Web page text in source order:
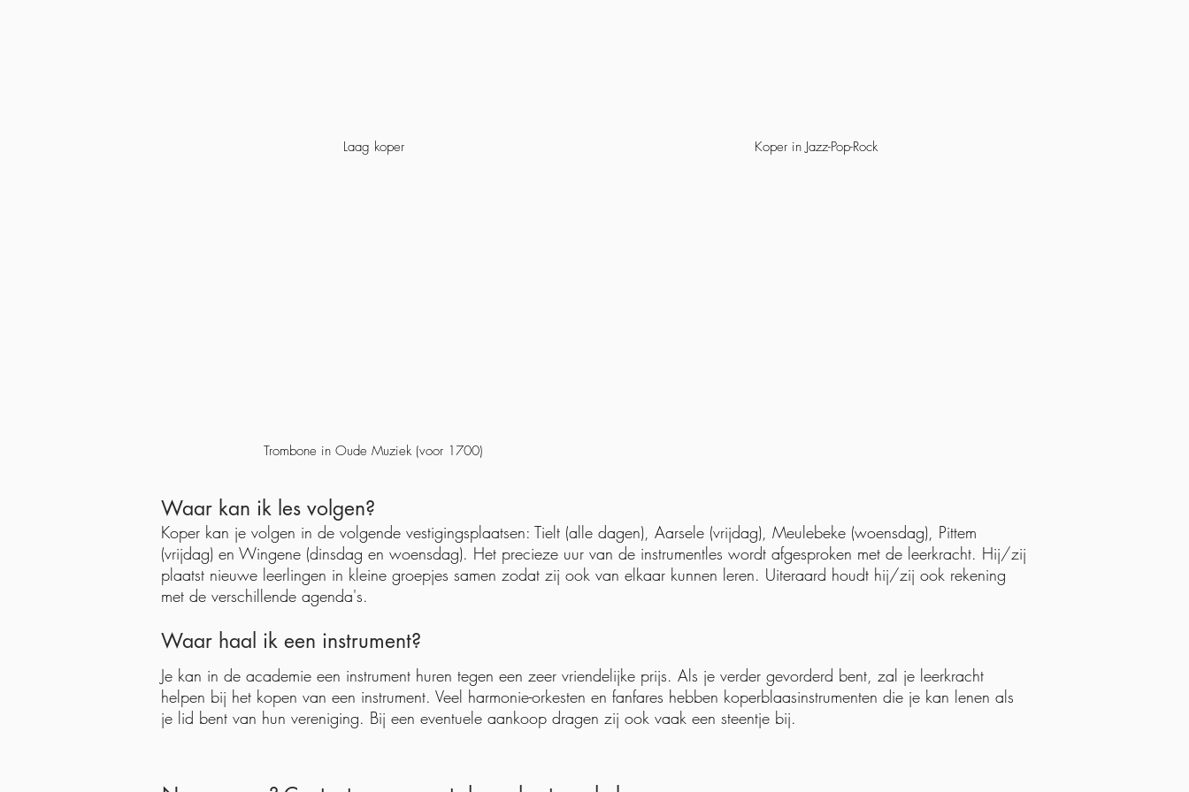
Laag koper Koper in Jazz-Pop-Rock
Trombone in Oude Muziek (voor 1700)
Waar kan ik les volgen?
Koper kan je volgen in de volgende vestigingsplaatsen: Tielt (alle dagen), Aarsele (vrijdag), Meulebeke (woensdag), Pittem
(vrijdag) en Wingene (dinsdag en woensdag). Het precieze uur van de instrumentles wordt afgesproken met de leerkracht. Hij/zij
plaatst nieuwe leerlingen in kleine groepjes samen zodat zij ook van elkaar kunnen leren. Uiteraard houdt hij/zij ook rekening
met de verschillende agenda's.
Waar haal ik een instrument?
Je kan in de academie een instrument huren tegen een zeer vriendelijke prijs. Als je verder gevorderd bent, zal je leerkracht
helpen bij het kopen van een instrument. Veel harmonie-orkesten en fanfares hebben koperblaasinstrumenten die je kan lenen als
je lid bent van hun vereniging. Bij een eventuele aankoop dragen zij ook vaak een steentje bij.